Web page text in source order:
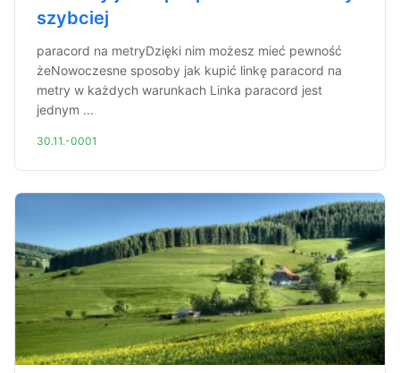
szybciej
paracord na metryDzięki nim możesz mieć pewność
żeNowoczesne sposoby jak kupić linkę paracord na
metry w każdych warunkach Linka paracord jest
jednym ...
30.11.-0001